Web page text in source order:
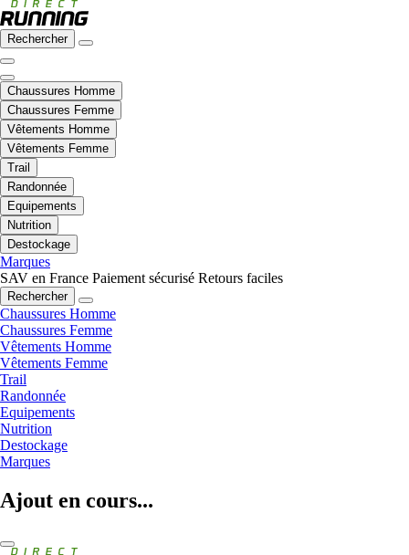
Rechercher
Chaussures Homme
Chaussures Femme
Vêtements Homme
Vêtements Femme
Trail
Randonnée
Equipements
Nutrition
Destockage
Marques
SAV en France Paiement sécurisé Retours faciles
Rechercher
Chaussures Homme
Chaussures Femme
Vêtements Homme
Vêtements Femme
Trail
Randonnée
Equipements
Nutrition
Destockage
Marques
Ajout en cours...